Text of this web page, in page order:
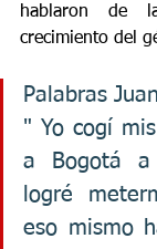
hablaron de
crecimiento del
Palabras
" Yo cogí
a Bogotá
logré
eso mismo